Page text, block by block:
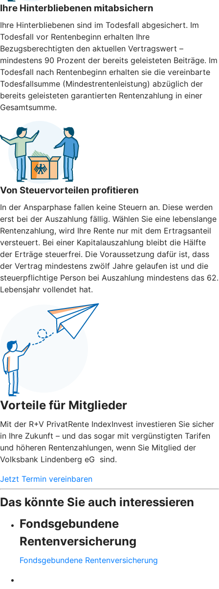
Ihre Hinterbliebenen mitabsichern
Ihre Hinterbliebenen sind im Todesfall abgesichert. Im
Todesfall vor Rentenbeginn erhalten Ihre
Bezugsberechtigten den aktuellen Vertragswert –
mindestens 90 Prozent der bereits geleisteten Beiträge. Im
Todesfall nach Rentenbeginn erhalten sie die vereinbarte
Todesfallsumme (Mindestrentenleistung) abzüglich der
bereits geleisteten garantierten Rentenzahlung in einer
Gesamtsumme.
Von Steuervorteilen profitieren
In der Ansparphase fallen keine Steuern an. Diese werden
erst bei der Auszahlung fällig. Wählen Sie eine lebenslange
Rentenzahlung, wird Ihre Rente nur mit dem Ertragsanteil
versteuert. Bei einer Kapitalauszahlung bleibt die Hälfte
der Erträge steuerfrei. Die Voraussetzung dafür ist, dass
der Vertrag mindestens zwölf Jahre gelaufen ist und die
steuerpflichtige Person bei Auszahlung mindestens das 62.
Lebensjahr vollendet hat.
Vorteile für Mitglieder
Mit der R+V PrivatRente IndexInvest investieren Sie sicher
in Ihre Zukunft – und das sogar mit vergünstigten Tarifen
und höheren Rentenzahlungen, wenn Sie Mitglied der
Volksbank Lindenberg eG sind.
Jetzt Termin vereinbaren
Das könnte Sie auch interessieren
Fondsgebundene
Rentenversicherung
Fondsgebundene Rentenversicherung